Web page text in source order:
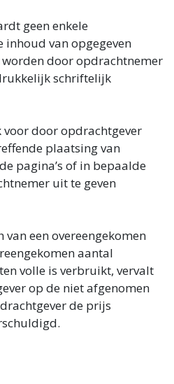
geen enkele
van opgegeven
door opdrachtnemer
schriftelijk
door opdrachtgever
plaatsing van
pagina’s of in bepaalde
uit te geven
een overeengekomen
aantal
volle is verbruikt, vervalt
op de niet afgenomen
de prijs